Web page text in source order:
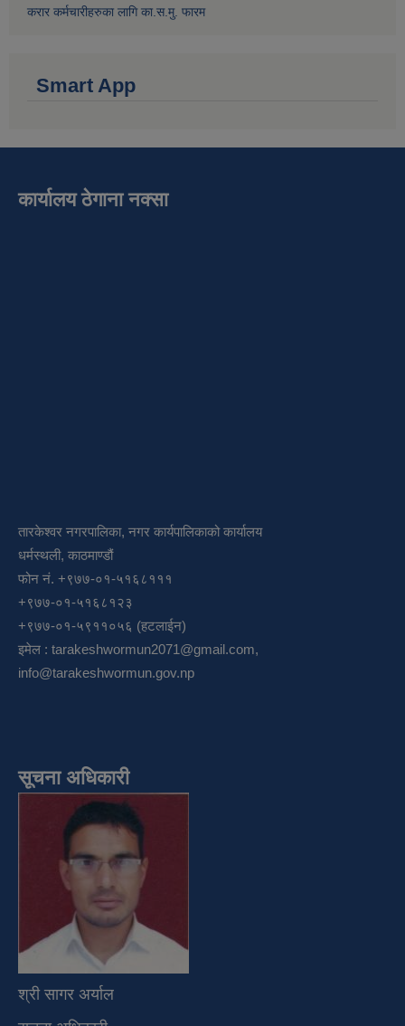
करार कर्मचारीहरुका लागि का.स.मु. फारम
Smart App
कार्यालय ठेगाना नक्सा
तारकेश्वर नगरपालिका, नगर कार्यपालिकाको कार्यालय
धर्मस्थली, काठमाण्डौं
फोन नं. +९७७-०१-५१६८१११
+९७७-०१-५१६८१२३
+९७७-०१-५९११०५६ (हटलाईन)
इमेल : tarakeshwormun2071@gmail.com,
info@tarakeshwormun.gov.np
सूचना अधिकारी
श्री सागर अर्याल